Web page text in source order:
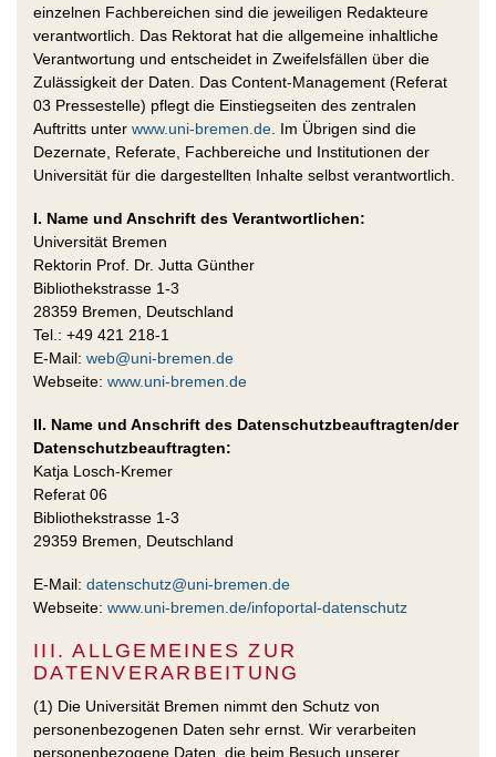
einzelnen Fachbereichen sind die jeweiligen Redakteure
verantwortlich. Das Rektorat hat die allgemeine inhaltliche
Verantwortung und entscheidet in Zweifelsfällen über die
Zulässigkeit der Daten. Das Content-Management (Referat
03 Pressestelle) pflegt die Einstiegseiten des zentralen
Auftritts unter www.uni-bremen.de . Im Übrigen sind die
Dezernate, Referate, Fachbereiche und Institutionen der
Universität für die dargestellten Inhalte selbst verantwortlich.
I. Name und Anschrift des Verantwortlichen:
Universität Bremen
Rektorin Prof. Dr. Jutta Günther
Bibliothekstrasse 1-3
28359 Bremen, Deutschland
Tel.: +49 421 218-1
E-Mail: web@uni-bremen.de
Webseite: www.uni-bremen.de
II. Name und Anschrift des Datenschutzbeauftragten/der
Datenschutzbeauftragten:
Katja Losch-Kremer
Referat 06
Bibliothekstrasse 1-3
29359 Bremen, Deutschland
E-Mail: datenschutz@uni-bremen.de
Webseite: www.uni-bremen.de/infoportal-datenschutz
III. ALLGEMEINES ZUR
DATENVERARBEITUNG
(1) Die Universität Bremen nimmt den Schutz von
personenbezogenen Daten sehr ernst. Wir verarbeiten
personenbezogene Daten, die beim Besuch unserer